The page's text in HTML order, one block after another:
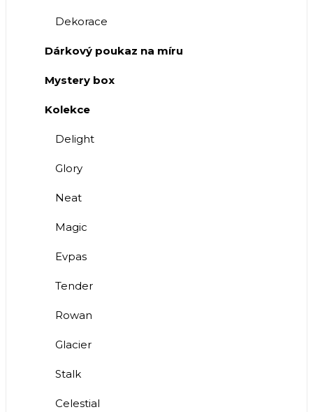
Dekorace
Dárkový poukaz na míru
Mystery box
Kolekce
Delight
Glory
Neat
Magic
Evpas
Tender
Rowan
Glacier
Stalk
Celestial